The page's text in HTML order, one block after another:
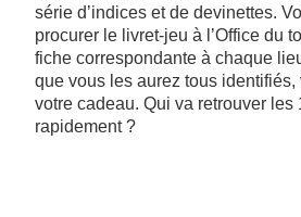
série d’indices et de devinettes.
procurer le livret-jeu à l’Office du
fiche correspondante à chaque
que vous les aurez tous
votre cadeau. Qui va retrouver les
rapidement ?